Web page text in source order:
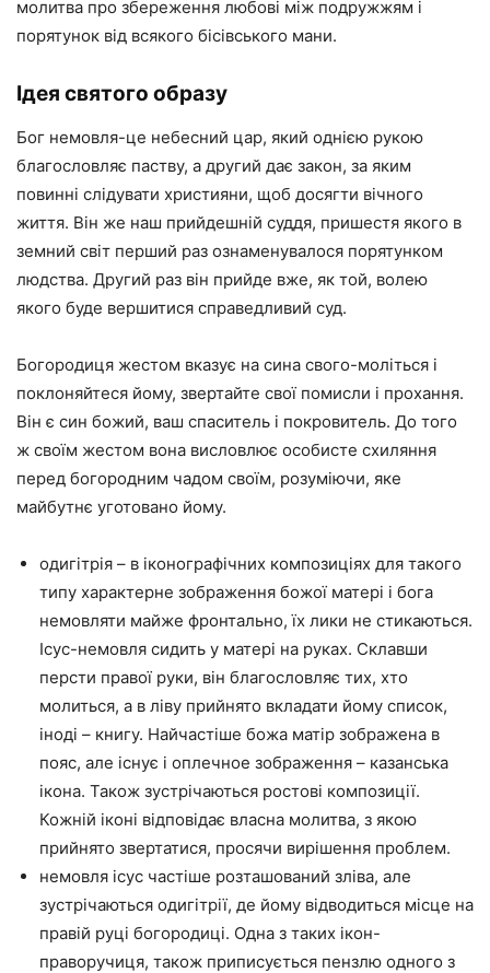
молитва про збереження любові між подружжям і
порятунок від всякого бісівського мани.
Ідея святого образу
Бог немовля-це небесний цар, який однією рукою
благословляє паству, а другий дає закон, за яким
повинні слідувати християни, щоб досягти вічного
життя. Він же наш прийдешній суддя, пришестя якого в
земний світ перший раз ознаменувалося порятунком
людства. Другий раз він прийде вже, як той, волею
якого буде вершитися справедливий суд.
Богородиця жестом вказує на сина свого-моліться і
поклоняйтеся йому, звертайте свої помисли і прохання.
Він є син божий, ваш спаситель і покровитель. До того
ж своїм жестом вона висловлює особисте схиляння
перед богородним чадом своїм, розуміючи, яке
майбутнє уготовано йому.
одигітрія – в іконографічних композиціях для такого
типу характерне зображення божої матері і бога
немовляти майже фронтально, їх лики не стикаються.
Ісус-немовля сидить у матері на руках. Склавши
персти правої руки, він благословляє тих, хто
молиться, а в ліву прийнято вкладати йому список,
іноді – книгу. Найчастіше божа матір зображена в
пояс, але існує і оплечное зображення – казанська
ікона. Також зустрічаються ростові композиції.
Кожній іконі відповідає власна молитва, з якою
прийнято звертатися, просячи вирішення проблем.
немовля ісус частіше розташований зліва, але
зустрічаються одигітрії, де йому відводиться місце на
правій руці богородиці. Одна з таких ікон-
праворучиця, також приписується пензлю одного з